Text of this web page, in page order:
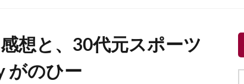
想と、30代元スポーツ
がのひー